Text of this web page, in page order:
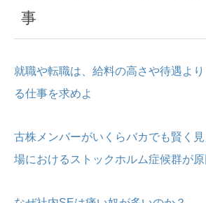
事
就職や転職は、給料の高さや待遇よ
る仕事を求めよ
古株メンバーがいくらバカでも賢く
場におけるストックホルム症候群が原